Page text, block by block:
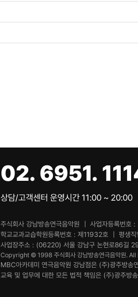
02. 6951.
상담/고객센터 운영시간 11:00 ~ 20:00
주식회사 강남방송연극음악원 사업자등록번호
학교교과교습학원등록번호
제11932호 평생직
사업장주소
(06220) 서울 강남구 논현로86길
Copyright © 1998 주식회사 강남방송연극음악원.
MBC아카데미 연극음악원 강남점은 (주)광주방송
교육 및 업무에 대한 모든 법적 책임은 (주)광주방